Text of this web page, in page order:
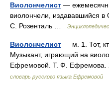
Виолончелист —
виолончели, издававшийся в
С. Розенталь …
Виолончелист — м. 1. Тот,
Музыкант, играющий на
Ефремовой. Т. Ф.
словарь русского языка Ефремовой